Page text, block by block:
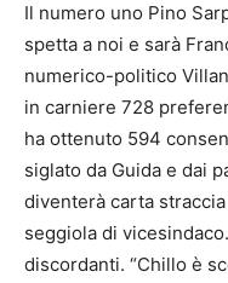
Il numero uno Pino
spetta a noi e sarà
numerico-politico
in carniere 728
ha ottenuto 594
siglato da Guida e dai
diventerà carta
seggiola di
discordanti. “Chillo è